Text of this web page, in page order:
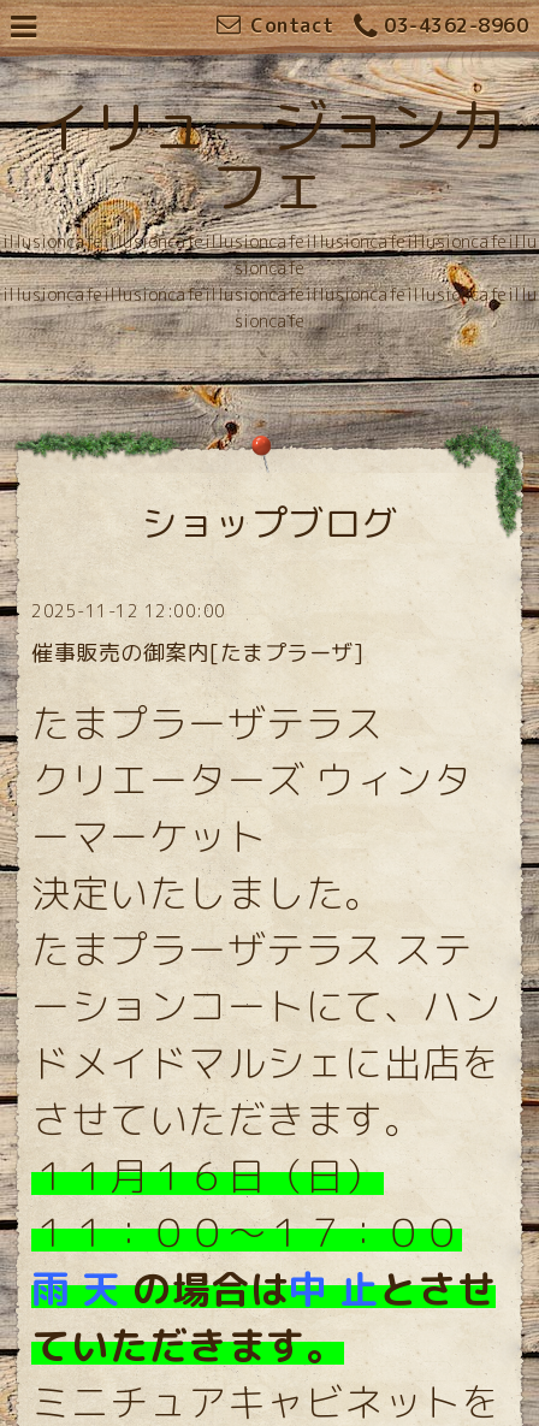
03-4362-8960
Contact
イリュージョンカ
フェ
illusioncafeillusioncafeillusioncafeillusioncafeillusioncafeillu
sioncafe
illusioncafeillusioncafeillusioncafeillusioncafeillusioncafeillu
sioncafe
ショップブログ
2025-11-12 12:00:00
催事販売の御案内[たまプラーザ]
たまプラーザテラス
クリエーターズ ウィンタ
ーマーケット
決定いたしました。
たまプラーザテラス ステ
ーションコートにて、ハン
ドメイドマルシェに出店を
させていただきます。
１１月１６日（日）
１１：００〜１７：００
雨 天の場合は中 止とさせ
ていただきます。
ミニチュアキャビネットを